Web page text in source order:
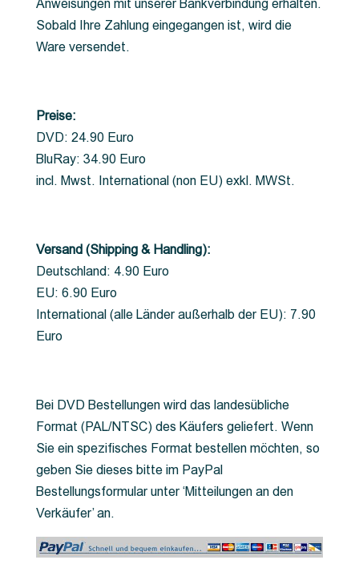
Anweisungen mit unserer Bankverbindung erhalten.
Sobald Ihre Zahlung eingegangen ist, wird die
Ware versendet.
Preise:
DVD: 24.90 Euro
BluRay: 34.90 Euro
incl. Mwst. International (non EU) exkl. MWSt.
Versand (Shipping & Handling):
Deutschland: 4.90 Euro
EU: 6.90 Euro
International (alle Länder außerhalb der EU): 7.90
Euro
Bei DVD Bestellungen wird das landesübliche
Format (PAL/NTSC) des Käufers geliefert. Wenn
Sie ein spezifisches Format bestellen möchten, so
geben Sie dieses bitte im PayPal
Bestellungsformular unter ‘Mitteilungen an den
Verkäufer’ an.